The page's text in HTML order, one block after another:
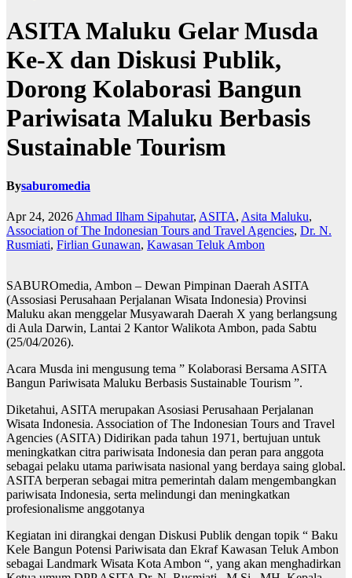
ASITA Maluku Gelar Musda
Ke-X dan Diskusi Publik,
Dorong Kolaborasi Bangun
Pariwisata Maluku Berbasis
Sustainable Tourism
Bysaburomedia
Apr 24, 2026 Ahmad Ilham Sipahutar, ASITA, Asita Maluku,
Association of The Indonesian Tours and Travel Agencies, Dr. N.
Rusmiati, Firlian Gunawan, Kawasan Teluk Ambon
SABUROmedia, Ambon – Dewan Pimpinan Daerah ASITA
(Assosiasi Perusahaan Perjalanan Wisata Indonesia) Provinsi
Maluku akan menggelar Musyawarah Daerah X yang berlangsung
di Aula Darwin, Lantai 2 Kantor Walikota Ambon, pada Sabtu
(25/04/2026).
Acara Musda ini mengusung tema ” Kolaborasi Bersama ASITA
Bangun Pariwisata Maluku Berbasis Sustainable Tourism ”.
Diketahui, ASITA merupakan Asosiasi Perusahaan Perjalanan
Wisata Indonesia. Association of The Indonesian Tours and Travel
Agencies (ASITA) Didirikan pada tahun 1971, bertujuan untuk
meningkatkan citra pariwisata Indonesia dan peran para anggota
sebagai pelaku utama pariwisata nasional yang berdaya saing global.
ASITA berperan sebagai mitra pemerintah dalam mengembangkan
pariwisata Indonesia, serta melindungi dan meningkatkan
profesionalisme anggotanya
Kegiatan ini dirangkai dengan Diskusi Publik dengan topik “ Baku
Kele Bangun Potensi Pariwisata dan Ekraf Kawasan Teluk Ambon
sebagai Landmark Wisata Kota Ambon “, yang akan menghadirkan